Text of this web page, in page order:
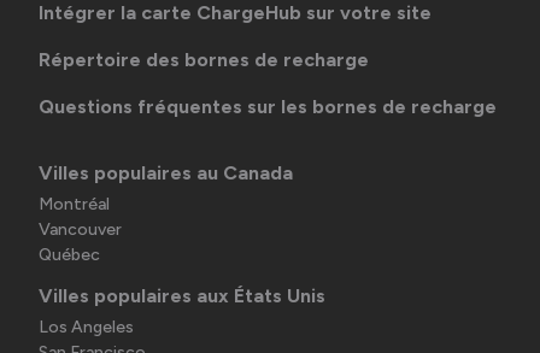
Intégrer la carte ChargeHub sur votre site
Répertoire des bornes de recharge
Questions fréquentes sur les bornes de recharge
Villes populaires au Canada
Montréal
Vancouver
Québec
Villes populaires aux États Unis
Los Angeles